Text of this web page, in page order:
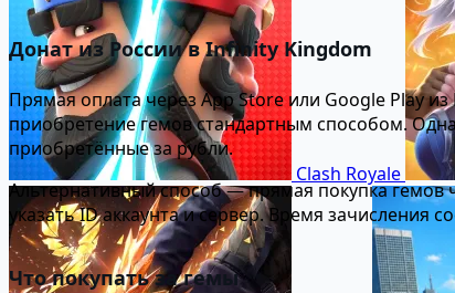
Clash Royale
Донат из России в Infinity Kingdom
Прямая оплата через App Store или Google Play
приобретение гемов стандартным способом.
приобретённые за рубли.
Альтернативный способ — прямая покупка гемов
указать ID аккаунта и сервер. Время зачисления
Что покупать за гемы